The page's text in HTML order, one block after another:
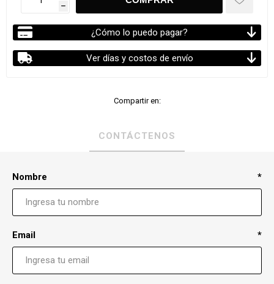
h
¿Cómo lo puedo pagar?
Ver días y costos de envío
Compartir en:
CONTÁCTENOS
Nombre *
Email *